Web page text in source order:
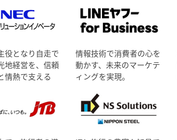
役となり自走で
地経営を、信頼
情熱で支える
情報技術で消費者の心を
動かす、未来のマーケテ
ィングを実現。